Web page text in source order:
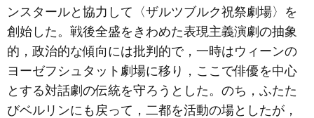
ンスタールと協力して〈ザルツブルク祝祭劇場〉を
創始した。戦後全盛をきわめた表現主義演劇の抽象
的，政治的な傾向には批判的で，一時はウィーンの
ヨーゼフシュタット劇場に移り，ここで俳優を中心
とする対話劇の伝統を守ろうとした。のち，ふたた
びベルリンにも戻って，二都を活動の場としたが，